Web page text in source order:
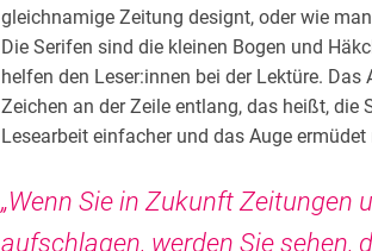
gleichnamige Zeitung designt, oder wie
Die Serifen sind die kleinen Bogen und
helfen den Leser:innen bei der Lektüre.
Zeichen an der Zeile entlang, das heißt,
Lesearbeit einfacher und das Auge
„Wenn Sie in Zukunft Zeitungen
aufschlagen, werden Sie sehen,